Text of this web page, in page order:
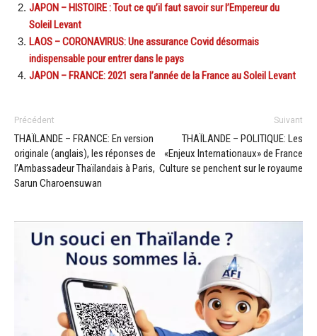
JAPON – HISTOIRE : Tout ce qu’il faut savoir sur l’Empereur du
Soleil Levant
LAOS – CORONAVIRUS: Une assurance Covid désormais
indispensable pour entrer dans le pays
JAPON – FRANCE: 2021 sera l’année de la France au Soleil Levant
Précédent
THAÏLANDE – FRANCE: En version
originale (anglais), les réponses de
l’Ambassadeur Thaïlandais à Paris,
Sarun Charoensuwan
Suivant
THAÏLANDE – POLITIQUE: Les
«Enjeux Internationaux» de France
Culture se penchent sur le royaume